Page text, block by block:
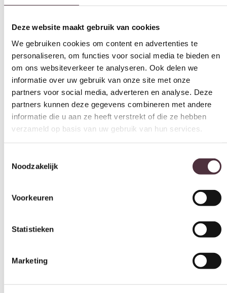
We gebruiken cookies om content en advertenties te
om ons websiteverkeer te analyseren. Ook delen we
informatie over uw gebruik van onze site met onze
partners voor social media, adverteren en analyse. Deze
partners kunnen deze gegevens combineren met andere
informatie die u aan ze heeft verstrekt of die ze hebben
verzameld op basis van uw gebruik van hun services.
Toestemmingsselectie
Noodzakelijk
Zitdiepte (cm)
49 cm
Zithoogte (cm)
Merk
SEVN
Gemonteerd geleverd
Geadviseerd onderhoudsmiddel
All in house Just enjoy 5 jaar vlek en constructie garantie
Categorie
Eetkamerbanken
Ruim2500m2 showroom